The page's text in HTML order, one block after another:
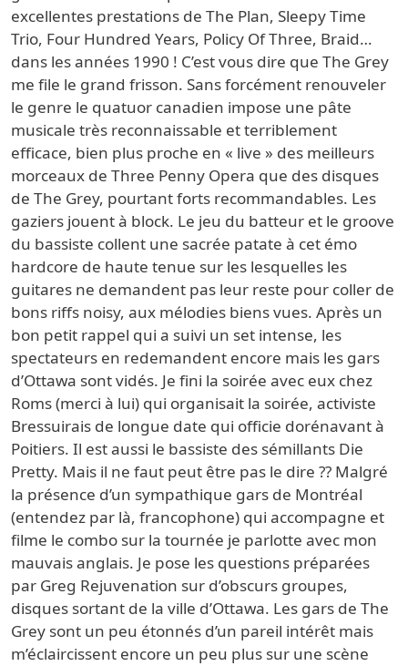
excellentes prestations de The Plan, Sleepy Time
Trio, Four Hundred Years, Policy Of Three, Braid…
dans les années 1990 ! C’est vous dire que The Grey
me file le grand frisson. Sans forcément renouveler
le genre le quatuor canadien impose une pâte
musicale très reconnaissable et terriblement
efficace, bien plus proche en « live » des meilleurs
morceaux de Three Penny Opera que des disques
de The Grey, pourtant forts recommandables. Les
gaziers jouent à block. Le jeu du batteur et le groove
du bassiste collent une sacrée patate à cet émo
hardcore de haute tenue sur les lesquelles les
guitares ne demandent pas leur reste pour coller de
bons riffs noisy, aux mélodies biens vues. Après un
bon petit rappel qui a suivi un set intense, les
spectateurs en redemandent encore mais les gars
d’Ottawa sont vidés. Je fini la soirée avec eux chez
Roms (merci à lui) qui organisait la soirée, activiste
Bressuirais de longue date qui officie dorénavant à
Poitiers. Il est aussi le bassiste des sémillants Die
Pretty. Mais il ne faut peut être pas le dire ?? Malgré
la présence d’un sympathique gars de Montréal
(entendez par là, francophone) qui accompagne et
filme le combo sur la tournée je parlotte avec mon
mauvais anglais. Je pose les questions préparées
par Greg Rejuvenation sur d’obscurs groupes,
disques sortant de la ville d’Ottawa. Les gars de The
Grey sont un peu étonnés d’un pareil intérêt mais
m’éclaircissent encore un peu plus sur une scène